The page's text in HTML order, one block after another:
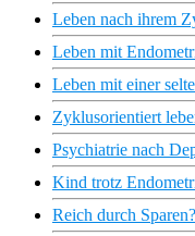
Leben nach ihrem
Leben mit
Leben mit einer
Zyklusorientiert
Psychiatrie nach
Kind trotz
Reich durch